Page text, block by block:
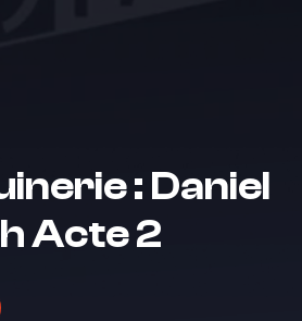
: Daniel
Acte 2